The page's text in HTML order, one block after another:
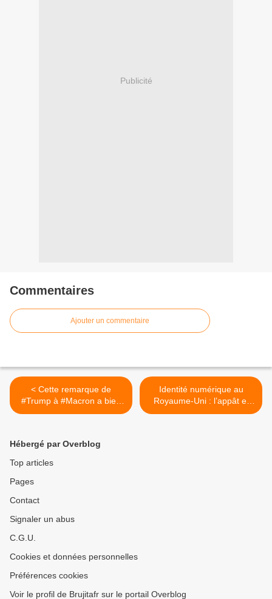
Publicité
Commentaires
Ajouter un commentaire
< Cette remarque de
#Trump à #Macron a bien
fait rire les autres dirigeants
Identité numérique au
Royaume-Uni : l’appât et
l’interrupteur #BritCard >
Hébergé par Overblog
Top articles
Pages
Contact
Signaler un abus
C.G.U.
Cookies et données personnelles
Préférences cookies
Voir le profil de Brujitafr sur le portail Overblog